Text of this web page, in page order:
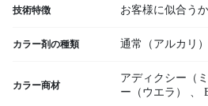
技術特徴 お客様に似合う
カラー剤の種類 通常（アルカリ）
カラー商材
アディクシー（ミ
ー（ウエラ）
、